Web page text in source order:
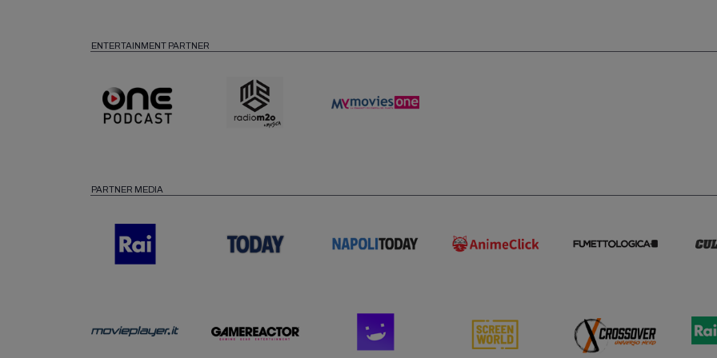
ENTERTAINMENT PARTNER
PARTNER MEDIA